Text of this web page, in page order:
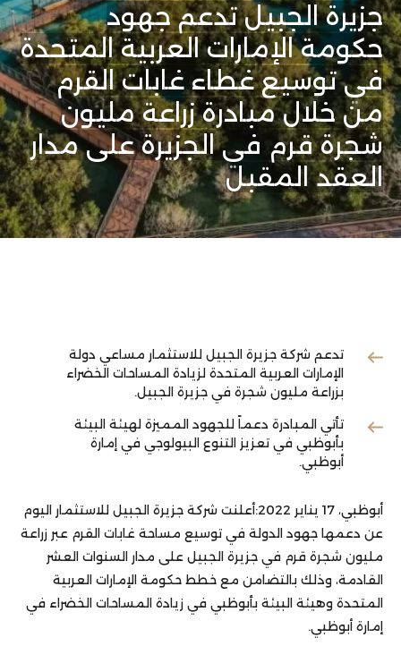
جزيرة الجبيل تدعم جهود
حكومة الإمارات العربية المتحدة
في توسيع غطاء غابات القرم
من خلال مبادرة زراعة مليون
شجرة قرم في الجزيرة على مدار
العقد المقبل
تدعم شركة جزيرة الجبيل للاستثمار مساعي دولة
الإمارات العربية المتحدة لزيادة المساحات الخضراء
بزراعة مليون شجرة في جزيرة الجبيل.
تأتي المبادرة دعماً للجهود المميزة لهيئة البيئة
بأبوظبي في تعزيز التنوع البيولوجي في إمارة
أبوظبي.
أبوظبي، 17 يناير 2022:أعلنت شركة جزيرة الجبيل للاستثمار اليوم
عن دعمها جهود الدولة في توسيع مساحة غابات القرم عبر زراعة
مليون شجرة قرم في جزيرة الجبيل على مدار السنوات العشر
القادمة، وذلك بالتضامن مع خطط حكومة الإمارات العربية
المتحدة وهيئة البيئة بأبوظبي في زيادة المساحات الخضراء في
إمارة أبوظبي.